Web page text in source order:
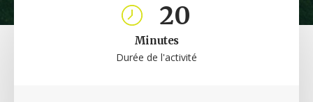
20
Minutes
Durée de l'activité